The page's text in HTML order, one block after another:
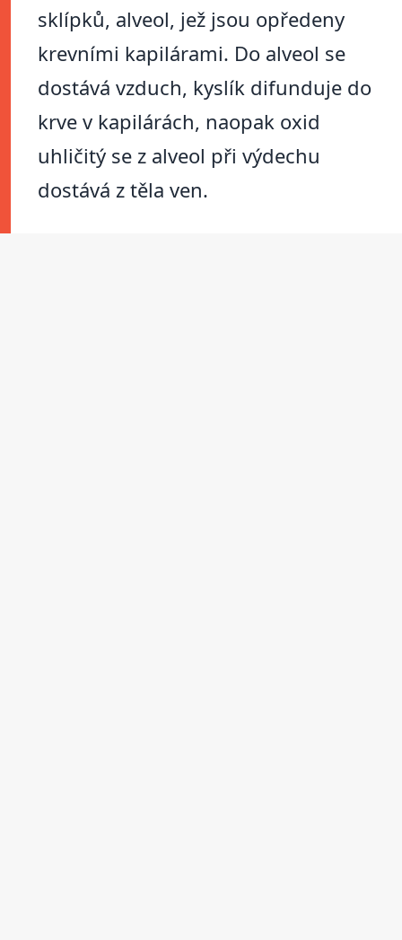
sklípků, alveol, jež jsou opředeny
krevními kapilárami. Do alveol se
dostává vzduch, kyslík difunduje do
krve v kapilárách, naopak oxid
uhličitý se z alveol při výdechu
dostává z těla ven.